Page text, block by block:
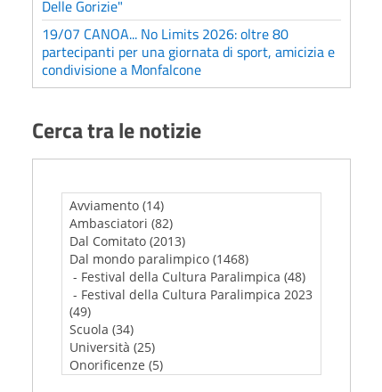
Delle Gorizie"
19/07 CANOA... No Limits 2026: oltre 80
partecipanti per una giornata di sport, amicizia e
condivisione a Monfalcone
Cerca tra le notizie